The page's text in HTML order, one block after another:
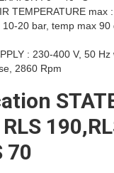
TEMPERATURE max
10-20 bar, temp max 90
: 230-400 V, 50
2860 Rpm
RLS
70